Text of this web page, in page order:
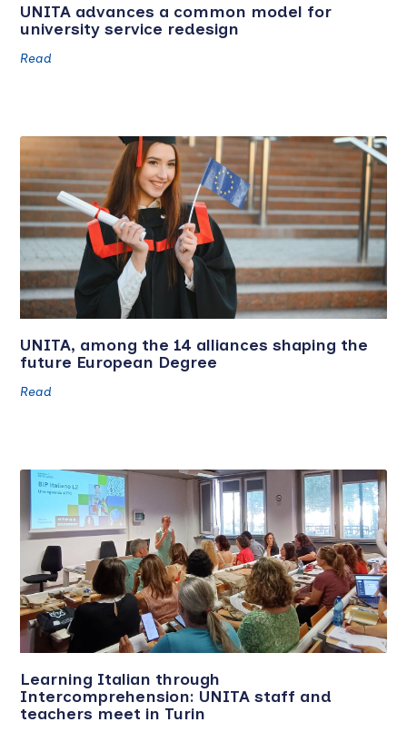
UNITA advances a common model for
university service redesign
Read
UNITA, among the 14 alliances shaping the
future European Degree
Read
Learning Italian through
Intercomprehension: UNITA staff and
teachers meet in Turin